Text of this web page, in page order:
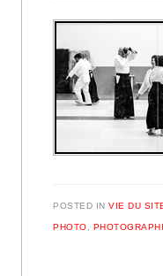
POSTED INVIE DU
PHOTO